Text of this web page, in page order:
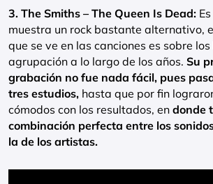
3. The Smiths – The Queen Is Dead:
muestra un rock bastante alternativo,
que se ve en las canciones es sobre
agrupación a lo largo de los años. Su
grabación no fue nada fácil, pues
tres estudios, hasta que por fin
cómodos con los resultados, en donde
combinación perfecta entre los
la de los artistas.